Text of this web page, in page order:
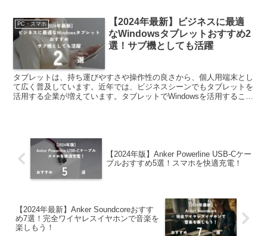
PC・スマホ
【2024年最新】ビジネスに最適
なWindowsタブレットおすすめ2
選！サブ機としても活躍
タブレットは、持ち運びやすさや操作性の良さから、個人用端末とし
て広く普及しています。近年では、ビジネスシーンでもタブレットを
活用する企業が増えています。タブレットでWindowsを活用すること
【2024年版】Anker Powerline USB-Cケー
ブルおすすめ5選！スマホを快適充電！
【2024年最新】Anker Soundcoreおすす
め7選！完全ワイヤレスイヤホンで音楽を
楽しもう！